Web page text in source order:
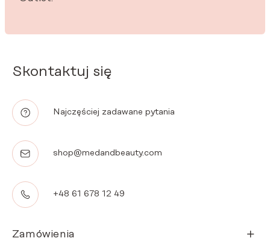
Skontaktuj się
Najczęściej zadawane pytania
shop@medandbeauty.com
+48 61 678 12 49
Zamówienia